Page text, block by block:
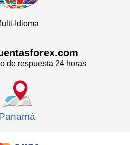
Idioma
de respuesta 24 horas